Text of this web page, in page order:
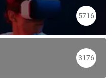
5716
3176